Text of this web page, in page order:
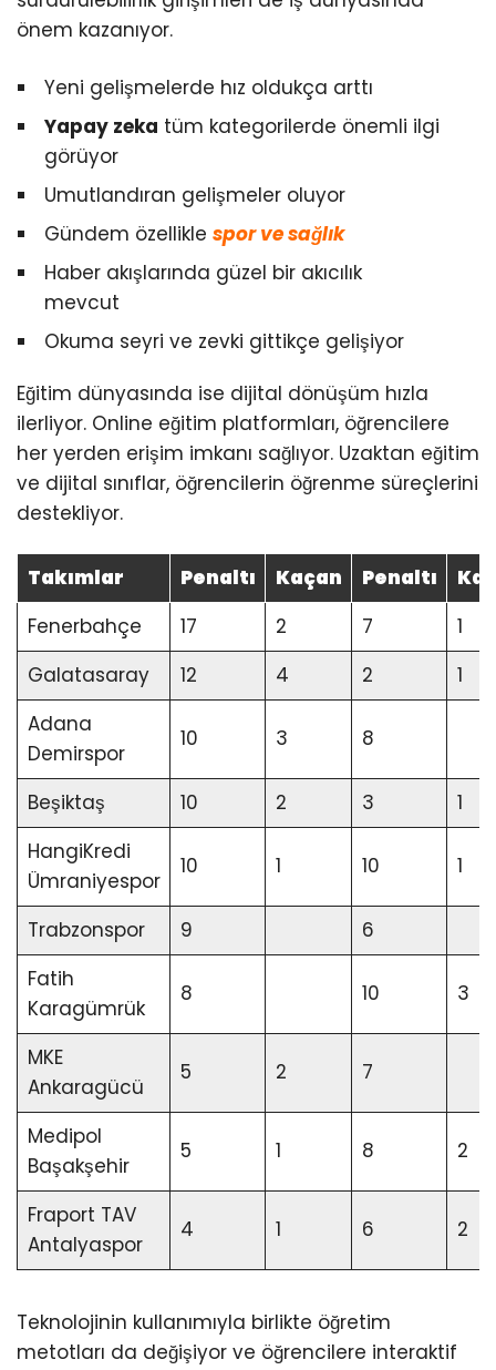
önem kazanıyor.
Yeni gelişmelerde hız oldukça arttı
Yapay zeka tüm kategorilerde önemli ilgi
görüyor
Umutlandıran gelişmeler oluyor
Gündem özellikle spor ve sağlık
Haber akışlarında güzel bir akıcılık
mevcut
Okuma seyri ve zevki gittikçe gelişiyor
Eğitim dünyasında ise dijital dönüşüm hızla
ilerliyor. Online eğitim platformları, öğrencilere
her yerden erişim imkanı sağlıyor. Uzaktan eğitim
ve dijital sınıflar, öğrencilerin öğrenme süreçlerini
destekliyor.
Takımlar Penaltı Kaçan Penaltı
Fenerbahçe
17 2 7
1
Galatasaray
12 4 2
1
Adana
Demirspor
10 3 8
Beşiktaş 10 2 3
1
HangiKredi
Ümraniyespor
10 1 10 1
Trabzonspor 9
6
Fatih
Karagümrük
8 10 3
MKE
Ankaragücü
5 2 7
Medipol
Başakşehir
5 1 8 2
Fraport TAV
Antalyaspor
4 1 6 2
Teknolojinin kullanımıyla birlikte öğretim
metotları da değişiyor ve öğrencilere interaktif